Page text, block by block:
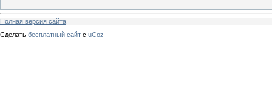
Полная версия сайта
Сделать бесплатный сайт с uCoz